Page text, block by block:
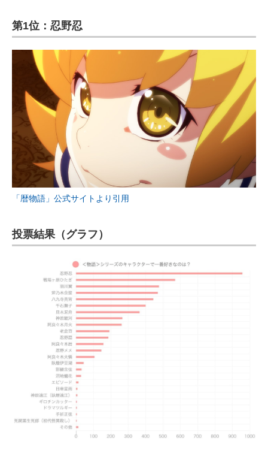
第1位：忍野忍
「暦物語」公式サイトより引用
投票結果（グラフ）